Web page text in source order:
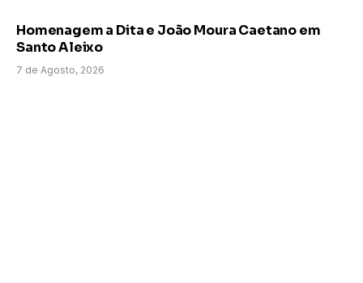
Homenagem a Dita e João Moura Caetano em
Santo Aleixo
7 de Agosto, 2026